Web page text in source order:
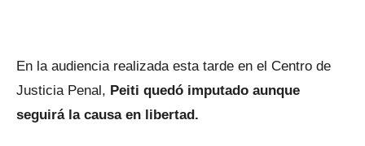
En la audiencia realizada esta tarde en el Centro de
Justicia Penal, Peiti quedó imputado aunque
seguirá la causa en libertad.